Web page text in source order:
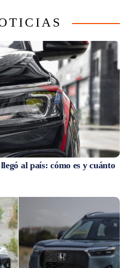
al país: cómo es y cuánto